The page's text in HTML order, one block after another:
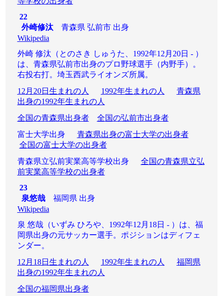
22
外崎修汰青森県 弘前市 出身
Wikipedia
外崎 修汰（とのさき しゅうた、1992年12月20日 - ）
は、青森県弘前市出身のプロ野球選手（内野手）。
右投右打。埼玉西武ライオンズ所属。
12月20日生まれの人
1992年生まれの人
青森県
出身の1992年生まれの人
全国の青森県出身者
全国の弘前市出身者
富士大学出身 青森県出身の富士大学の出身者
全国の富士大学の出身者
青森県立弘前実業高等学校出身 全国の青森県立弘
前実業高等学校の出身者
23
泉悠哉福岡県 出身
Wikipedia
泉 悠哉（いずみ ひろや、1992年12月18日 - ）は、福
岡県出身の元サッカー選手。ポジションはディフェ
ンダー。
12月18日生まれの人
1992年生まれの人
福岡県
出身の1992年生まれの人
全国の福岡県出身者